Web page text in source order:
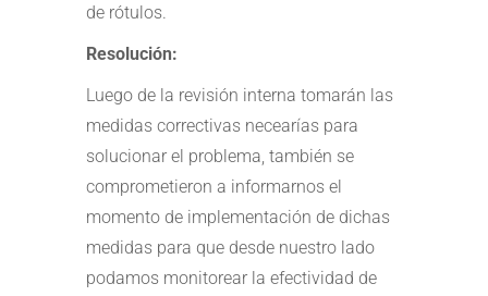
de rótulos.
Resolución:
Luego de la revisión interna tomarán las
medidas correctivas necearías para
solucionar el problema, también se
comprometieron a informarnos el
momento de implementación de dichas
medidas para que desde nuestro lado
podamos monitorear la efectividad de